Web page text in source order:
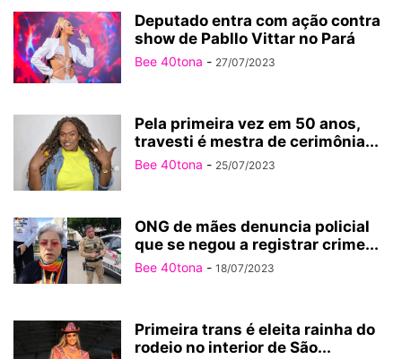
Deputado entra com ação contra
show de Pabllo Vittar no Pará
Bee 40tona - 27/07/2023
Pela primeira vez em 50 anos,
travesti é mestra de cerimônia...
Bee 40tona - 25/07/2023
ONG de mães denuncia policial
que se negou a registrar crime...
Bee 40tona - 18/07/2023
Primeira trans é eleita rainha do
rodeio no interior de São...